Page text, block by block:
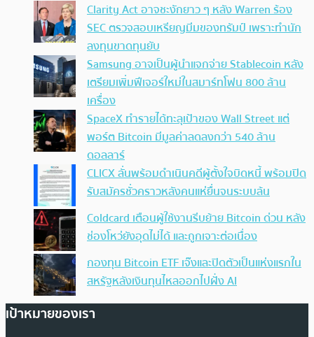
Clarity Act อาจชะงักยาว ๆ หลัง Warren ร้อง
SEC ตรวจสอบเหรียญมีมของทรัมป์ เพราะทำนัก
ลงทุนขาดทุนยับ
Samsung อาจเป็นผู้นำแจกจ่าย Stablecoin หลัง
เตรียมเพิ่มฟีเจอร์ใหม่ในสมาร์ทโฟน 800 ล้าน
เครื่อง
SpaceX ทำรายได้ทะลุเป้าของ Wall Street แต่
พอร์ต Bitcoin มีมูลค่าลดลงกว่า 540 ล้าน
ดอลลาร์
CLICX ลั่นพร้อมดำเนินคดีผู้ตั้งใจบิดหนี้ พร้อมปิด
รับสมัครชั่วคราวหลังคนแห่ยื่นจนระบบล้น
Coldcard เตือนผู้ใช้งานรีบย้าย Bitcoin ด่วน หลัง
ช่องโหว่ยังอุดไม่ได้ และถูกเจาะต่อเนื่อง
กองทุน Bitcoin ETF เจ๊งและปิดตัวเป็นแห่งแรกใน
สหรัฐหลังเงินทุนไหลออกไปฝั่ง AI
เป้าหมายของเรา